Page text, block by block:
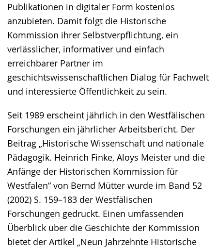
Publikationen in digitaler Form kostenlos
anzubieten. Damit folgt die Historische
Kommission ihrer Selbstverpflichtung, ein
verlässlicher, informativer und einfach
erreichbarer Partner im
geschichtswissenschaftlichen Dialog für Fachwelt
und interessierte Öffentlichkeit zu sein.
Seit 1989 erscheint jährlich in den Westfälischen
Forschungen ein jährlicher Arbeitsbericht. Der
Beitrag „Historische Wissenschaft und nationale
Pädagogik. Heinrich Finke, Aloys Meister und die
Anfänge der Historischen Kommission für
Westfalen“ von Bernd Mütter wurde im Band 52
(2002) S. 159–183 der Westfälischen
Forschungen gedruckt. Einen umfassenden
Überblick über die Geschichte der Kommission
bietet der Artikel „Neun Jahrzehnte Historische